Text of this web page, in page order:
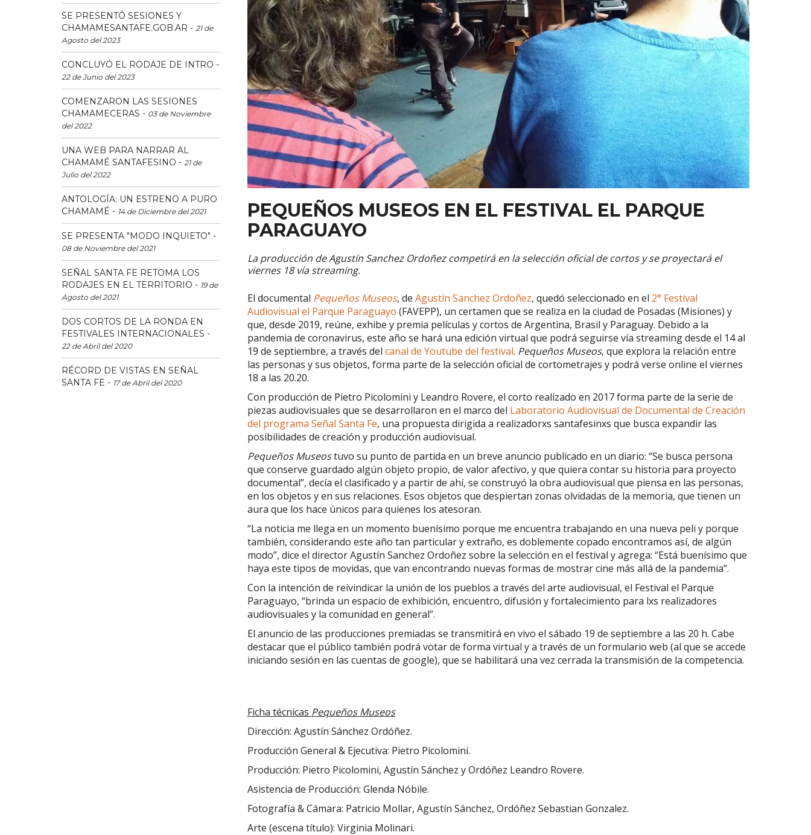
SE PRESENTÓ SESIONES Y
CHAMAMESANTAFE.GOB.AR - 21 de
Agosto del 2023
CONCLUYÓ EL RODAJE DE INTRO -
22 de Junio del 2023
COMENZARON LAS SESIONES
CHAMAMECERAS - 03 de Noviembre
del 2022
UNA WEB PARA NARRAR AL
CHAMAMÉ SANTAFESINO - 21 de
Julio del 2022
ANTOLOGÍA: UN ESTRENO A PURO
CHAMAMÉ - 14 de Diciembre del 2021
SE PRESENTA "MODO INQUIETO" -
08 de Noviembre del 2021
SEÑAL SANTA FE RETOMA LOS
RODAJES EN EL TERRITORIO - 19 de
Agosto del 2021
DOS CORTOS DE LA RONDA EN
FESTIVALES INTERNACIONALES -
22 de Abril del 2020
RÉCORD DE VISTAS EN SEÑAL
SANTA FE - 17 de Abril del 2020
PEQUEÑOS MUSEOS EN EL FESTIVAL EL PARQUE
PARAGUAYO
La producción de Agustín Sanchez Ordoñez competirá en la selección oficial de cortos y se proyectará el
viernes 18 vía streaming.
El documental Pequeños Museos, de Agustín Sanchez Ordoñez, quedó seleccionado en el 2° Festival
Audiovisual el Parque Paraguayo (FAVEPP), un certamen que se realiza en la ciudad de Posadas (Misiones) y
que, desde 2019, reúne, exhibe y premia películas y cortos de Argentina, Brasil y Paraguay. Debido a la
pandemia de coronavirus, este año se hará una edición virtual que podrá seguirse vía streaming desde el 14 al
19 de septiembre, a través del canal de Youtube del festival. Pequeños Museos, que explora la relación entre
las personas y sus objetos, forma parte de la selección oficial de cortometrajes y podrá verse online el viernes
18 a las 20.20.
Con producción de Pietro Picolomini y Leandro Rovere, el corto realizado en 2017 forma parte de la serie de
piezas audiovisuales que se desarrollaron en el marco del Laboratorio Audiovisual de Documental de Creación
del programa Señal Santa Fe, una propuesta dirigida a realizadorxs santafesinxs que busca expandir las
posibilidades de creación y producción audiovisual.
Pequeños Museostuvo su punto de partida en un breve anuncio publicado en un diario: “Se busca persona
que conserve guardado algún objeto propio, de valor afectivo, y que quiera contar su historia para proyecto
documental”, decía el clasificado y a partir de ahí, se construyó la obra audiovisual que piensa en las personas,
en los objetos y en sus relaciones. Esos objetos que despiertan zonas olvidadas de la memoria, que tienen un
aura que los hace únicos para quienes los atesoran.
“La noticia me llega en un momento buenísimo porque me encuentra trabajando en una nueva peli y porque
también, considerando este año tan particular y extraño, es doblemente copado encontramos así, de algún
modo”, dice el director Agustín Sanchez Ordoñez sobre la selección en el festival y agrega: “Está buenísimo que
haya este tipos de movidas, que van encontrando nuevas formas de mostrar cine más allá de la pandemia”.
Con la intención de reivindicar la unión de los pueblos a través del arte audiovisual, el Festival el Parque
Paraguayo, “brinda un espacio de exhibición, encuentro, difusión y fortalecimiento para lxs realizadores
audiovisuales y la comunidad en general”.
El anuncio de las producciones premiadas se transmitirá en vivo el sábado 19 de septiembre a las 20 h. Cabe
destacar que el público también podrá votar de forma virtual y a través de un formulario web (al que se accede
iniciando sesión en las cuentas de google), que se habilitará una vez cerrada la transmisión de la competencia.
Ficha técnicas Pequeños Museos
Dirección: Agustín Sánchez Ordóñez.
Producción General & Ejecutiva: Pietro Picolomini.
Producción: Pietro Picolomini, Agustín Sánchez y Ordóñez Leandro Rovere.
Asistencia de Producción: Glenda Nóbile.
Fotografía & Cámara: Patricio Mollar, Agustín Sánchez, Ordóñez Sebastian Gonzalez.
Arte (escena título): Virginia Molinari.